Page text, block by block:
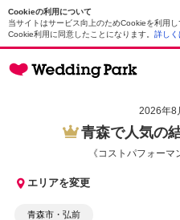
Cookieの利用について
当サイトはサービス向上のためCookieを利用
Cookie利用に同意したことになります。 詳しく
2026年8
青森で人気の
《コストパフォーマ
エリアを変更
青森市・弘前